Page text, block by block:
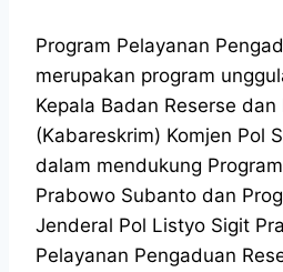
Program Pelayanan
merupakan program
Kepala Badan Reserse dan
(Kabareskrim) Komjen Pol
dalam mendukung
Prabowo Subanto dan
Jenderal Pol Listyo Sigit
Pelayanan Pengaduan